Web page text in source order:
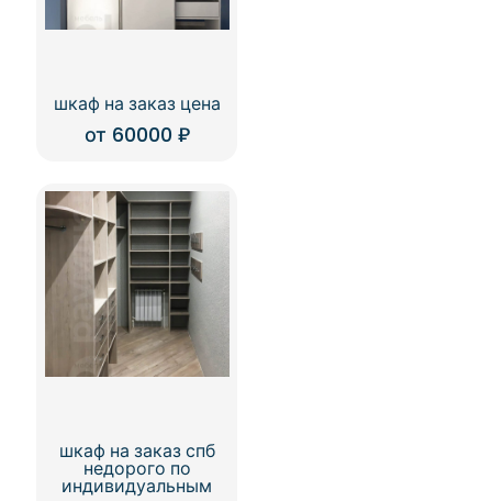
шкаф на заказ цена
от 60000 ₽
шкаф на заказ спб
недорого по
индивидуальным